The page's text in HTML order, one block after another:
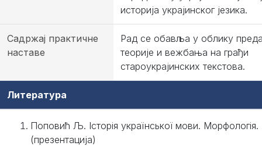
историја украјинског језика.
Садржај практичне
наставе
Рад се обавља у облику
теорије и вежбања на грађи
староукрајинских текстова.
Литература
Поповић Љ. Історія української мови. Морфологія.
(презентација)